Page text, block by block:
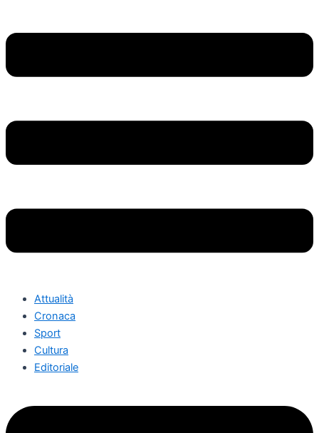
Attualità
Cronaca
Sport
Cultura
Editoriale